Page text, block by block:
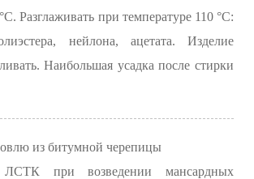
Разглаживать при температуре 110 °C:
нейлона, ацетата. Изделие
Наибольшая усадка после стирки
из битумной черепицы
ЛСТК при возведении мансардных